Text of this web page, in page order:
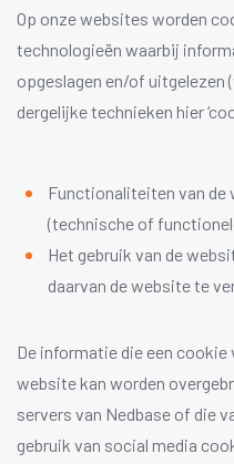
Op onze websites worden
technologieën waarbij
opgeslagen en/of uitgelezen
dergelijke technieken hier
Functionaliteiten van de
(technische of
Het gebruik van de
daarvan de website te
De informatie die een
website kan worden
servers van Nedbase of die
gebruik van social media